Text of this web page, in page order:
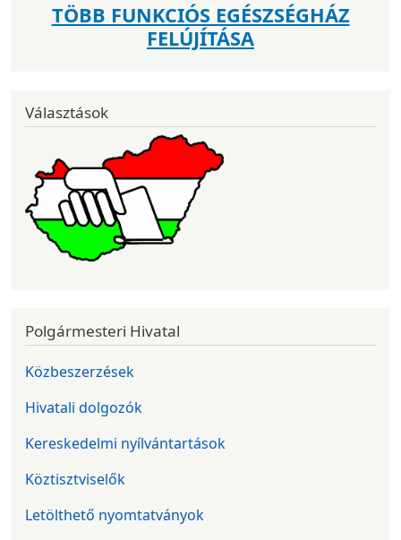
TÖBB FUNKCIÓS EGÉSZSÉGHÁZ
FELÚJÍTÁSA
Választások
Polgármesteri Hivatal
Közbeszerzések
Hivatali dolgozók
Kereskedelmi nyílvántartások
Köztisztviselők
Letölthető nyomtatványok